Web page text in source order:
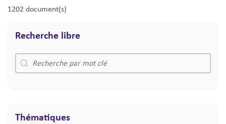
1202 document(s)
Recherche libre
Recherche libre
Recherche libre
Thématiques